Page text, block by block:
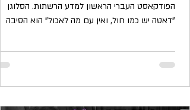
הפודקאסט העברי הראשון למדע הרשתות. הסלוגן
"דאטה יש כמו חול, ואין עם מה לאכול" הוא הסיבה